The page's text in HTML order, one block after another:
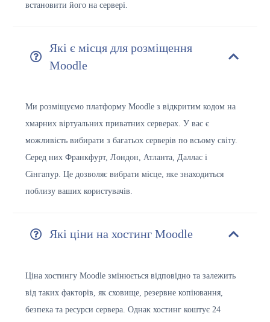
встановити його на сервері.
Які є місця для розміщення
Moodle
Ми розміщуємо платформу Moodle з відкритим кодом на
хмарних віртуальних приватних серверах. У вас є
можливість вибирати з багатьох серверів по всьому світу.
Серед них Франкфурт, Лондон, Атланта, Даллас і
Сінгапур. Це дозволяє вибрати місце, яке знаходиться
поблизу ваших користувачів.
Які ціни на хостинг Moodle
Ціна хостингу Moodle змінюється відповідно та залежить
від таких факторів, як сховище, резервне копіювання,
безпека та ресурси сервера. Однак хостинг коштує 24